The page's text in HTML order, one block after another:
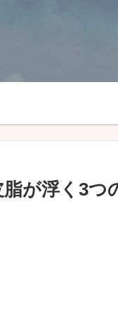
が浮く3つ